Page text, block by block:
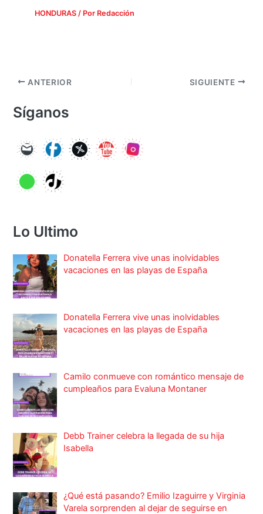
HONDURAS/ Por Redacción
ANTERIOR SIGUIENTE
Síganos
Lo Ultimo
Donatella Ferrera vive unas inolvidables
vacaciones en las playas de España
Donatella Ferrera vive unas inolvidables
vacaciones en las playas de España
Camilo conmueve con romántico mensaje de
cumpleaños para Evaluna Montaner
Debb Trainer celebra la llegada de su hija
Isabella
¿Qué está pasando? Emilio Izaguirre y Virginia
Varela sorprenden al dejar de seguirse en